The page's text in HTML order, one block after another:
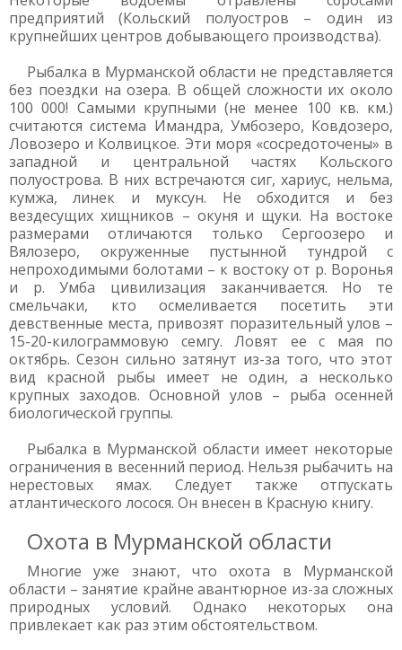
предприятий (Кольский полуостров – один из
крупнейших центров добывающего производства).
Рыбалка в Мурманской области не представляется
без поездки на озера. В общей сложности их около
100 000! Самыми крупными (не менее 100 кв. км.)
считаются система Имандра, Умбозеро, Ковдозеро,
Ловозеро и Колвицкое. Эти моря «сосредоточены» в
западной и центральной частях Кольского
полуострова. В них встречаются сиг, хариус, нельма,
кумжа, линек и муксун. Не обходится и без
вездесущих хищников – окуня и щуки. На востоке
размерами отличаются только Сергоозеро и
Вялозеро, окруженные пустынной тундрой с
непроходимыми болотами – к востоку от р. Воронья
и р. Умба цивилизация заканчивается. Но те
смельчаки, кто осмеливается посетить эти
девственные места, привозят поразительный улов –
15-20-килограммовую семгу. Ловят ее с мая по
октябрь. Сезон сильно затянут из-за того, что этот
вид красной рыбы имеет не один, а несколько
крупных заходов. Основной улов – рыба осенней
биологической группы.
Рыбалка в Мурманской области имеет некоторые
ограничения в весенний период. Нельзя рыбачить на
нерестовых ямах. Следует также отпускать
атлантического лосося. Он внесен в Красную книгу.
Охота в Мурманской области
Многие уже знают, что охота в Мурманской
области – занятие крайне авантюрное из-за сложных
природных условий. Однако некоторых она
привлекает как раз этим обстоятельством.